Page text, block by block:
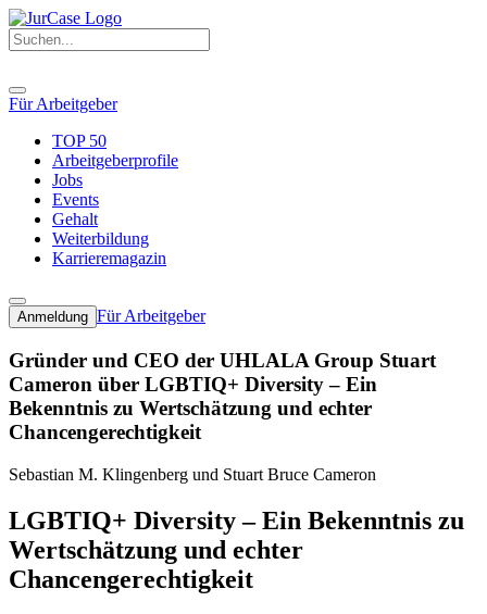
Für Arbeitgeber
TOP 50
Arbeitgeberprofile
Jobs
Events
Gehalt
Weiterbildung
Karrieremagazin
Anmeldung Für Arbeitgeber
Gründer und CEO der UHLALA Group Stuart
Cameron über LGBTIQ+ Diversity – Ein
Bekenntnis zu Wertschätzung und echter
Chancengerechtigkeit
Sebastian M. Klingenberg und Stuart Bruce Cameron
LGBTIQ+ Diversity – Ein Bekenntnis zu
Wertschätzung und echter
Chancengerechtigkeit